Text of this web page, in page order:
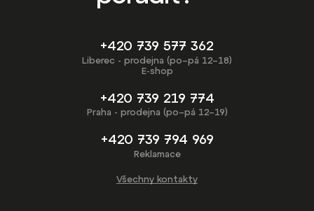
+420 739 577 362
Liberec - prodejna (po–pá 12–18)
E-shop
+420 739 219 774
Praha - prodejna (po–pá 12–19)
+420 739 794 969
Reklamace
Všechny kontakty